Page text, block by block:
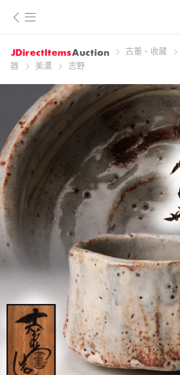
古董、收藏
器
美濃 志野